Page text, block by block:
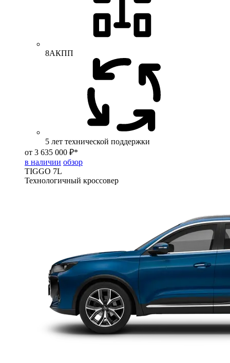
8АКПП
5 лет технической поддержки
от 3 635 000 ₽*
в наличии обзор
TIGGO 7L
Технологичный кроссовер